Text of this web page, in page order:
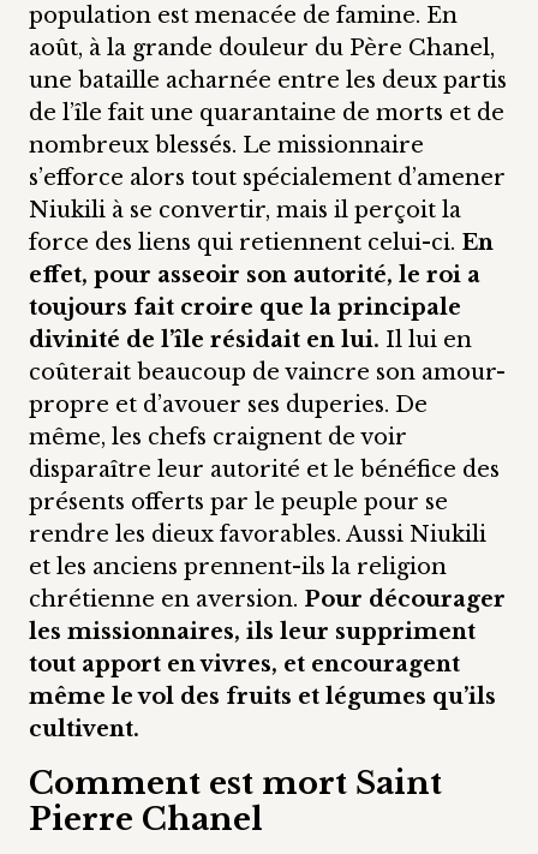
population est menacée de famine. En
août, à la grande douleur du Père Chanel,
une bataille acharnée entre les deux partis
de l’île fait une quarantaine de morts et de
nombreux blessés. Le missionnaire
s’efforce alors tout spécialement d’amener
Niukili à se convertir, mais il perçoit la
force des liens qui retiennent celui-ci. En
effet, pour asseoir son autorité, le roi a
toujours fait croire que la principale
divinité de l’île résidait en lui. Il lui en
coûterait beaucoup de vaincre son amour-
propre et d’avouer ses duperies. De
même, les chefs craignent de voir
disparaître leur autorité et le bénéfice des
présents offerts par le peuple pour se
rendre les dieux favorables. Aussi Niukili
et les anciens prennent-ils la religion
chrétienne en aversion. Pour décourager
les missionnaires, ils leur suppriment
tout apport en vivres, et encouragent
même le vol des fruits et légumes qu’ils
cultivent.
Comment est mort Saint
Pierre Chanel